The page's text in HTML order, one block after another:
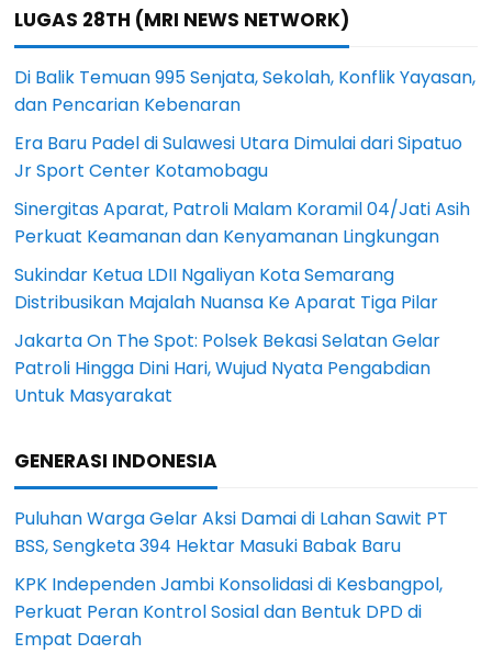
LUGAS 28TH (MRI NEWS NETWORK)
Di Balik Temuan 995 Senjata, Sekolah, Konflik Yayasan,
dan Pencarian Kebenaran
Era Baru Padel di Sulawesi Utara Dimulai dari Sipatuo
Jr Sport Center Kotamobagu
Sinergitas Aparat, Patroli Malam Koramil 04/Jati Asih
Perkuat Keamanan dan Kenyamanan Lingkungan
Sukindar Ketua LDII Ngaliyan Kota Semarang
Distribusikan Majalah Nuansa Ke Aparat Tiga Pilar
Jakarta On The Spot: Polsek Bekasi Selatan Gelar
Patroli Hingga Dini Hari, Wujud Nyata Pengabdian
Untuk Masyarakat
GENERASI INDONESIA
Puluhan Warga Gelar Aksi Damai di Lahan Sawit PT
BSS, Sengketa 394 Hektar Masuki Babak Baru
KPK Independen Jambi Konsolidasi di Kesbangpol,
Perkuat Peran Kontrol Sosial dan Bentuk DPD di
Empat Daerah